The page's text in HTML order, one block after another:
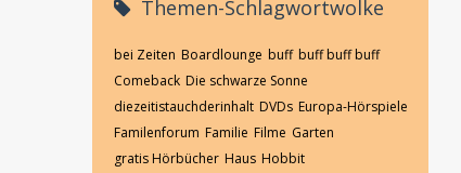
Themen-Schlagwortwolke
bei Zeiten Boardlounge buff buff buff buff
Comeback Die schwarze Sonne
diezeitistauchderinhalt DVDs Europa-Hörspiele
Familenforum Familie Filme Garten
gratis Hörbücher Haus Hobbit